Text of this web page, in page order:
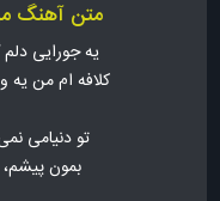
متن آهنگ
یه جورایی
کلافه ام من یه
تو دنیامی
بمون